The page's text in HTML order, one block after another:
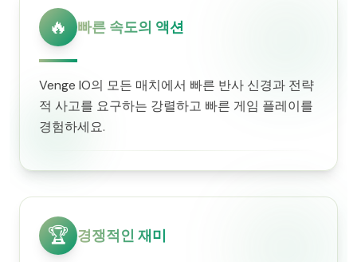
🔥 빠른 속도의 액션
Venge IO의 모든 매치에서 빠른 반사 신경과 전략
적 사고를 요구하는 강렬하고 빠른 게임 플레이를
경험하세요.
🏆 경쟁적인 재미